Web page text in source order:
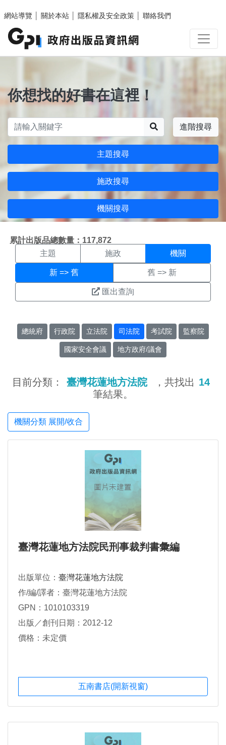
網站導覽
關於本站 隱私權及安全政策 聯絡我們
你想找的好書在這裡！
進階搜尋
主題搜尋
施政搜尋
機關搜尋
累計出版品總數量：117,872
機關搜尋結果頁面
主題 施政 機關
新 => 舊 舊 => 新
匯出查詢
總統府 行政院 立法院 司法院 考試院 監察院
國家安全會議 地方政府/議會
目前分類： 臺灣花蓮地方法院 ，共找出 14
筆結果。
機關分類 展開/收合
臺灣花蓮地方法院民刑事裁判書彙編
出版單位： 臺灣花蓮地方法院
作/編/譯者：臺灣花蓮地方法院
GPN：1010103319
出版／創刊日期：2012-12
價格：未定價
五南書店(開新視窗)